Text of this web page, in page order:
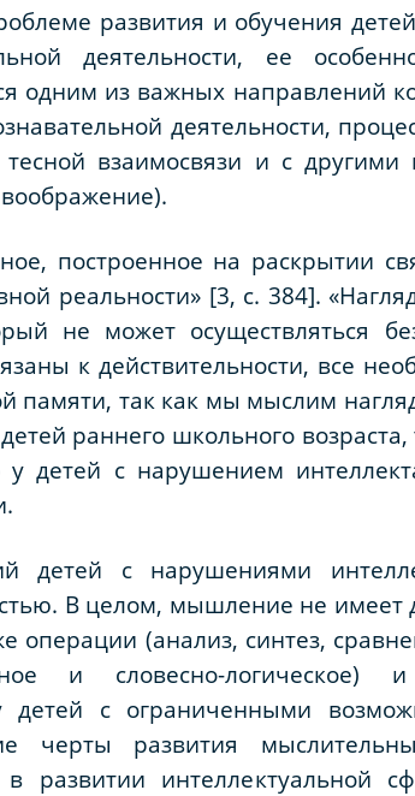
развития и обучения
деятельности, ее
одним из важных направлений
деятельности,
взаимосвязи и с другими
построенное на раскрытии
реальности» [3, с. 384].
не может осуществляться
к действительности, все
памяти, так как мы мыслим
раннего школьного возраста,
детей с нарушением
детей с нарушениями
В целом, мышление не имеет
операции (анализ, синтез,
и словесно-
детей с ограниченными
черты развития
развитии интеллектуальной